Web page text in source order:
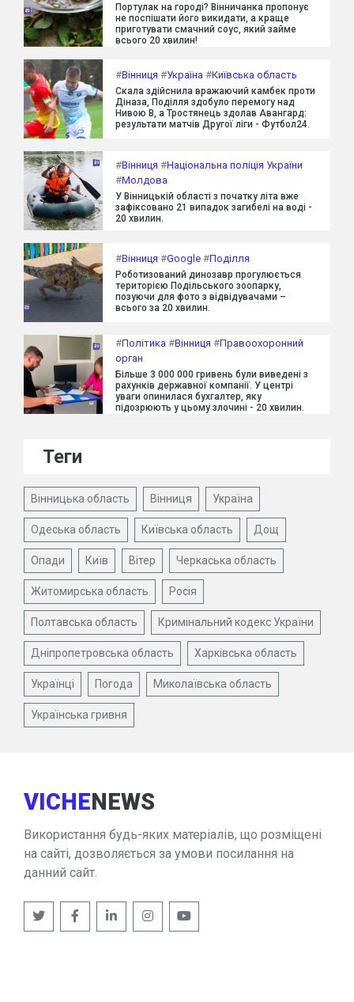
Портулак на городі? Вінничанка пропонує
не поспішати його викидати, а краще
приготувати смачний соус, який займе
всього 20 хвилин!
#Вінниця #Україна #Київська область
Скала здійснила вражаючий камбек проти
Діназа, Поділля здобуло перемогу над
Нивою В, а Тростянець здолав Авангард:
результати матчів Другої ліги - Футбол24.
#Вінниця #Національна поліція України
#Молдова
У Вінницькій області з початку літа вже
зафіксовано 21 випадок загибелі на воді -
20 хвилин.
#Вінниця #Google #Поділля
Роботизований динозавр прогулюється
територією Подільського зоопарку,
позуючи для фото з відвідувачами –
всього за 20 хвилин.
#Політика #Вінниця #Правоохоронний
орган
Більше 3 000 000 гривень були виведені з
рахунків державної компанії. У центрі
уваги опинилася бухгалтер, яку
підозрюють у цьому злочині - 20 хвилин.
Теги
Вінницька область Вінниця Україна
Одеська область Київська область Дощ
Опади Київ Вітер Черкаська область
Житомирська область Росія
Полтавська область Кримінальний кодекс України
Дніпропетровська область Харківська область
Українці Погода Миколаївська область
Українська гривня
VICHENEWS
Використання будь-яких матеріалів, що розміщені
на сайті, дозволяється за умови посилання на
данний сайт.